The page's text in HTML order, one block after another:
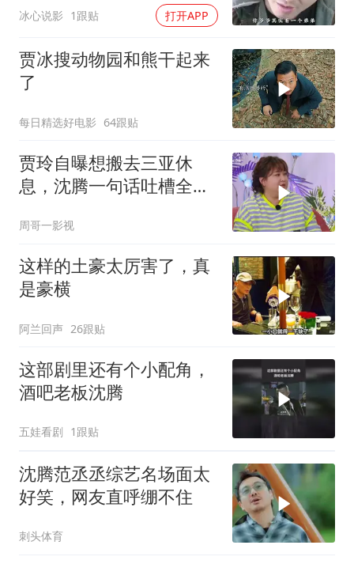
冰心说影 1跟贴 打开APP
贾冰搜动物园和熊干起来
了
每日精选好电影 64跟贴
贾玲自曝想搬去三亚休
息，沈腾一句话吐槽全场
周哥一影视
这样的土豪太厉害了，真
是豪横
阿兰回声 26跟贴
这部剧里还有个小配角，
酒吧老板沈腾
五娃看剧 1跟贴
沈腾范丞丞综艺名场面太
好笑，网友直呼绷不住
刺头体育